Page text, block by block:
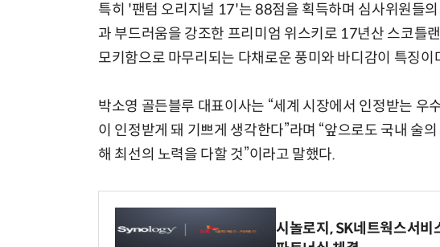
특히 '팬텀 오리지널 17'는 88점을 획득하며 심사위원들
과 부드러움을 강조한 프리미엄 위스키로 17년산 스코틀
모키함으로 마무리되는 다채로운 풍미와 바디감이 특징이
박소영 골든블루 대표이사는 “세계 시장에서 인정받는 우
이 인정받게 돼 기쁘게 생각한다”라며 “앞으로도 국내 술
해 최선의 노력을 다할 것”이라고 말했다.
시놀로지, SK네트웍스서비